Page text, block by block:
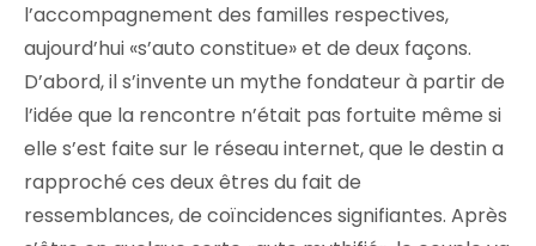
l’accompagnement des familles respectives,
aujourd’hui «s’auto constitue» et de deux façons.
D’abord, il s’invente un mythe fondateur à partir de
l’idée que la rencontre n’était pas fortuite même si
elle s’est faite sur le réseau internet, que le destin a
rapproché ces deux êtres du fait de
ressemblances, de coïncidences signifiantes. Après